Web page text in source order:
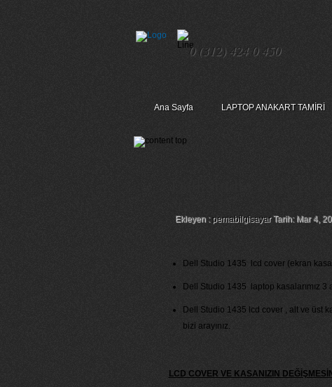
0 (312) 424 0 450
Ana Sayfa LAPTOP ANAKART TAMİRİ
Ekleyen : pemabilgisayarTarih: Mar 4,
Dell Studio 1435 lcd cover (ekran
Dell Studio 1435 laptop kasalarımız 3
Dell Studio 1435 lcd cover , alt ve üst
bizi arayınız.
LCD COVER VE KASANIZIN